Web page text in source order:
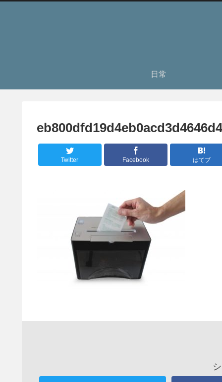
日常
Twitter Facebook はてブ